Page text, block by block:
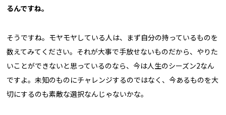
るんですね。
そうですね。モヤモヤしている人は、まず自分の持っているものを
数えてみてください。それが大事で手放せないものだから、やりた
いことができないと思っているのなら、今は人生のシーズン2なん
ですよ。未知のものにチャレンジするのではなく、今あるものを大
切にするのも素敵な選択なんじゃないかな。